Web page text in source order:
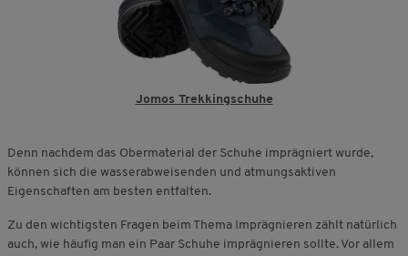
Jomos Trekkingschuhe
Denn nachdem das Obermaterial der Schuhe imprägniert wurde,
können sich die wasserabweisenden und atmungsaktiven
Eigenschaften am besten entfalten.
Zu den wichtigsten Fragen beim Thema Imprägnieren zählt natürlich
auch, wie häufig man ein Paar Schuhe imprägnieren sollte. Vor allem